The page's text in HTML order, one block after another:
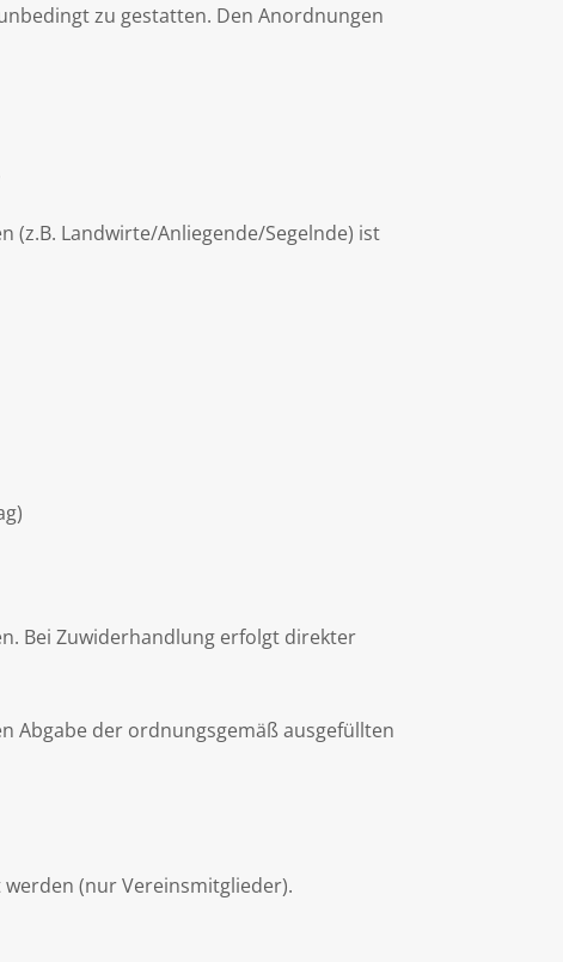
zu gestatten. Den Anordnungen
(z.B. Landwirte/Anliegende/Segelnde) ist
Bei Zuwiderhandlung erfolgt direkter
Abgabe der ordnungsgemäß ausgefüllten
(nur Vereinsmitglieder).